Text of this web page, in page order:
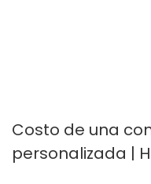
Costo de una
personalizada |